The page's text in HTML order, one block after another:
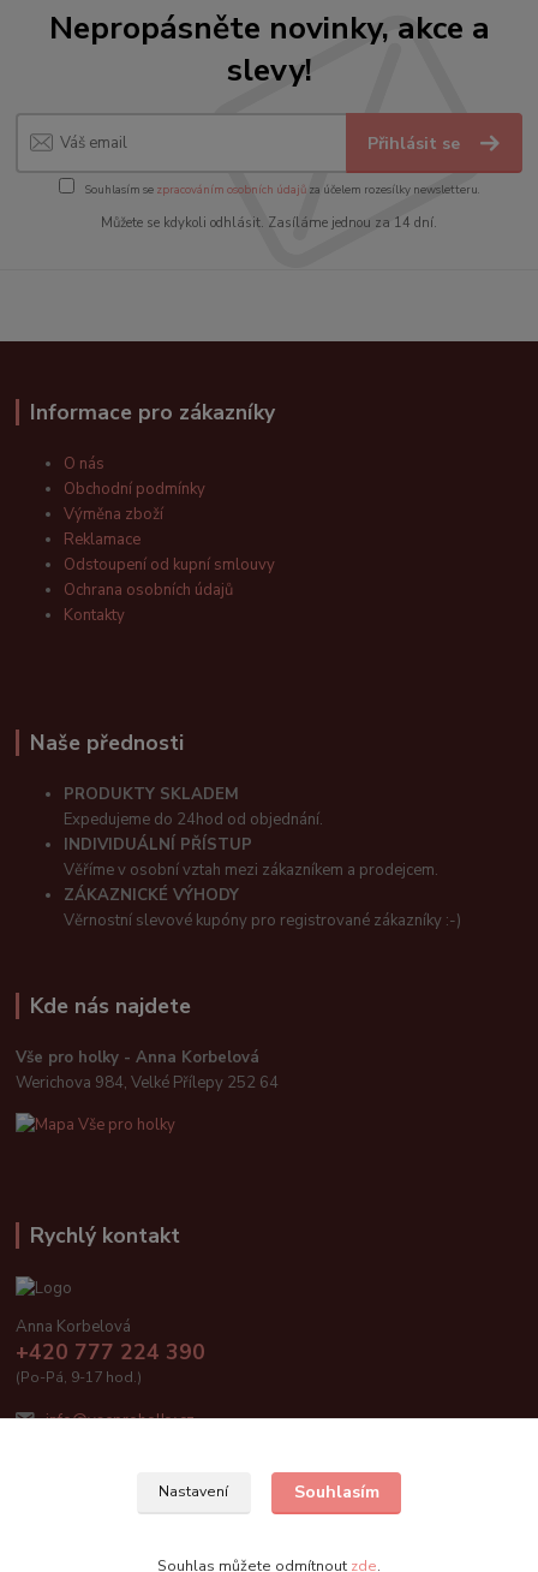
Nepropásněte novinky, akce a
slevy!
Přihlásit se
Souhlasím se zpracováním osobních údajůza účelem rozesílky newsletteru.
Můžete se kdykoli odhlásit. Zasíláme jednou za 14 dní.
Informace pro zákazníky
O nás
Obchodní podmínky
Výměna zboží
Reklamace
Odstoupení od kupní smlouvy
Ochrana osobních údajů
Kontakty
Naše přednosti
PRODUKTY SKLADEM
Expedujeme do 24hod od objednání.
INDIVIDUÁLNÍ PŘÍSTUP
Věříme v osobní vztah mezi zákazníkem a prodejcem.
ZÁKAZNICKÉ VÝHODY
Věrnostní slevové kupóny pro registrované zákazníky :-)
Kde nás najdete
Vše pro holky - Anna Korbelová
Werichova 984, Velké Přílepy 252 64
Rychlý kontakt
Anna Korbelová
+420 777 224 390
(Po-Pá, 9-17 hod.)
info@vseproholky.cz
Vše pro holky 2019
Nastavení Souhlasím
Souhlas můžete odmítnout zde.